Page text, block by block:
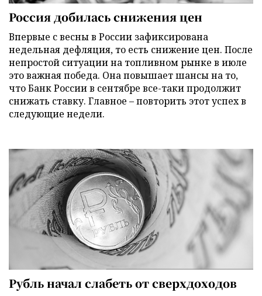
Россия добилась снижения цен
Впервые с весны в России зафиксирована
недельная дефляция, то есть снижение цен. После
непростой ситуации на топливном рынке в июле
это важная победа. Она повышает шансы на то,
что Банк России в сентябре все-таки продолжит
снижать ставку. Главное – повторить этот успех в
следующие недели.
Рубль начал слабеть от сверхдоходов